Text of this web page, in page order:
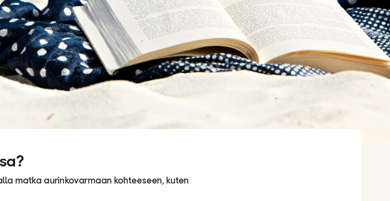
matka aurinkovarmaan kohteeseen, kuten